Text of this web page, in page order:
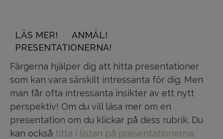
LÄS MER!
ANMÄL!
PRESENTATIONERNA!
Färgerna hjälper dig att hitta presentationer
som kan vara särskilt intressanta för dig. Men
man får ofta intressanta insikter av ett nytt
perspektiv! Om du vill läsa mer om en
presentation om du klickar på dess rubrik. Du
kan också titta i listan på presentationerna.